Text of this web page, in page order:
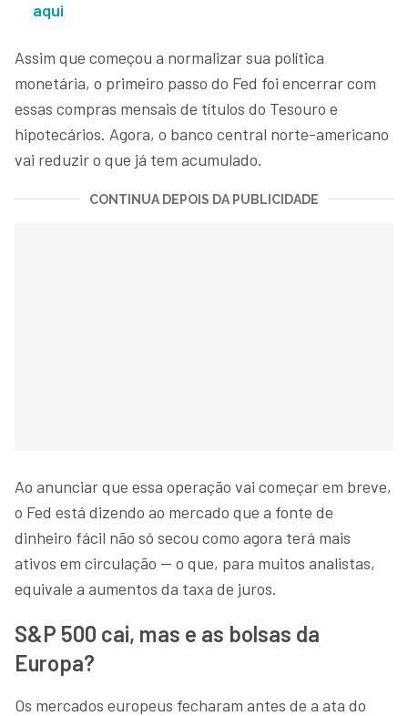
aqui
Assim que começou a normalizar sua política
monetária, o primeiro passo do Fed foi encerrar com
essas compras mensais de títulos do Tesouro e
hipotecários. Agora, o banco central norte-americano
vai reduzir o que já tem acumulado.
CONTINUA DEPOIS DA PUBLICIDADE
Ao anunciar que essa operação vai começar em breve,
o Fed está dizendo ao mercado que a fonte de
dinheiro fácil não só secou como agora terá mais
ativos em circulação — o que, para muitos analistas,
equivale a aumentos da taxa de juros.
S&P 500 cai, mas e as bolsas da
Europa?
Os mercados europeus fecharam antes de a ata do